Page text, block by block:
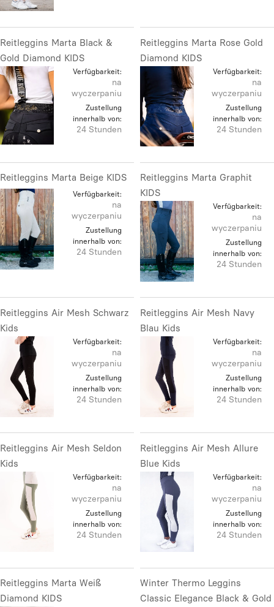
Reitleggins Marta Black &
Gold Diamond KIDS
Verfügbarkeit:
na
wyczerpaniu
Zustellung
innerhalb von:
24 Stunden
Reitleggins Marta Rose Gold
Diamond KIDS
Verfügbarkeit:
na
wyczerpaniu
Zustellung
innerhalb von:
24 Stunden
Reitleggins Marta Beige KIDS
Verfügbarkeit:
na
wyczerpaniu
Zustellung
innerhalb von:
24 Stunden
Reitleggins Marta Graphit
KIDS
Verfügbarkeit:
na
wyczerpaniu
Zustellung
innerhalb von:
24 Stunden
Reitleggins Air Mesh Schwarz
Kids
Verfügbarkeit:
na
wyczerpaniu
Zustellung
innerhalb von:
24 Stunden
Reitleggins Air Mesh Navy
Blau Kids
Verfügbarkeit:
na
wyczerpaniu
Zustellung
innerhalb von:
24 Stunden
Reitleggins Air Mesh Seldon
Kids
Verfügbarkeit:
na
wyczerpaniu
Zustellung
innerhalb von:
24 Stunden
Reitleggins Air Mesh Allure
Blue Kids
Verfügbarkeit:
na
wyczerpaniu
Zustellung
innerhalb von:
24 Stunden
Reitleggins Marta Weiß
Diamond KIDS
Winter Thermo Leggins
Classic Elegance Black & Gold